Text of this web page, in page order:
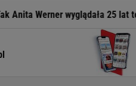
25 lat temu.